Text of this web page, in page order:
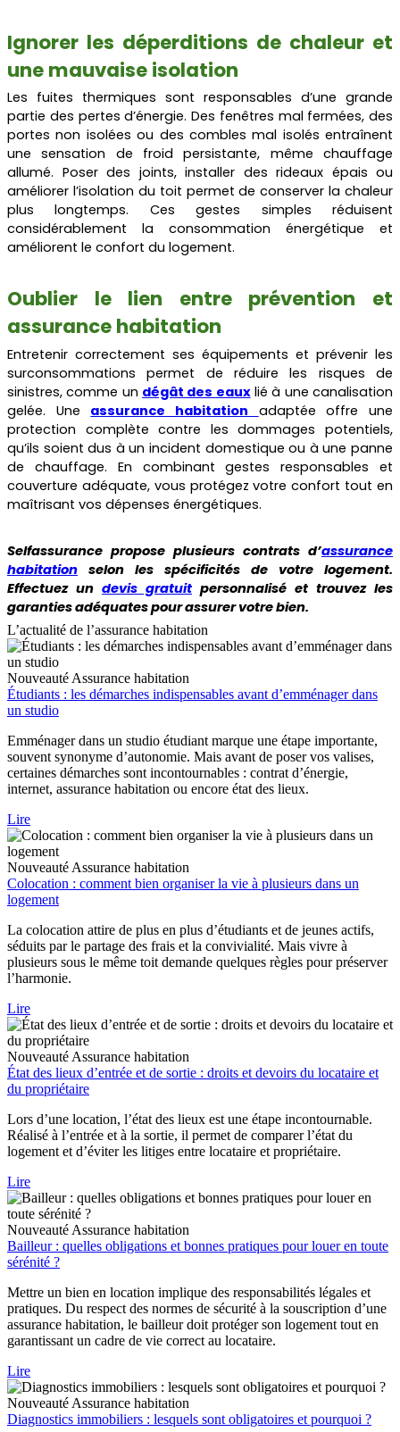
Ignorer les déperditions de chaleur et
une mauvaise isolation
Les fuites thermiques sont responsables d’une grande
partie des pertes d’énergie. Des fenêtres mal fermées, des
portes non isolées ou des combles mal isolés entraînent
une sensation de froid persistante, même chauffage
allumé. Poser des joints, installer des rideaux épais ou
améliorer l’isolation du toit permet de conserver la chaleur
plus longtemps. Ces gestes simples réduisent
considérablement la consommation énergétique et
améliorent le confort du logement.
Oublier le lien entre prévention et
assurance habitation
Entretenir correctement ses équipements et prévenir les
surconsommations permet de réduire les risques de
sinistres, comme un dégât des eaux lié à une canalisation
gelée. Une
assurance habitation
adaptée offre une
protection complète contre les dommages potentiels,
qu’ils soient dus à un incident domestique ou à une panne
de chauffage. En combinant gestes responsables et
couverture adéquate, vous protégez votre confort tout en
maîtrisant vos dépenses énergétiques.
Selfassurance propose plusieurs contrats d’assurance
habitation selon les spécificités de votre logement.
Effectuez un devis gratuit personnalisé et trouvez les
garanties adéquates pour assurer votre bien.
L’actualité de l’assurance habitation
Nouveauté Assurance habitation
Étudiants : les démarches indispensables avant d’emménager dans
un studio
Emménager dans un studio étudiant marque une étape importante,
souvent synonyme d’autonomie. Mais avant de poser vos valises,
certaines démarches sont incontournables : contrat d’énergie,
internet, assurance habitation ou encore état des lieux.
Lire
Nouveauté Assurance habitation
Colocation : comment bien organiser la vie à plusieurs dans un
logement
La colocation attire de plus en plus d’étudiants et de jeunes actifs,
séduits par le partage des frais et la convivialité. Mais vivre à
plusieurs sous le même toit demande quelques règles pour préserver
l’harmonie.
Lire
Nouveauté Assurance habitation
État des lieux d’entrée et de sortie : droits et devoirs du locataire et
du propriétaire
Lors d’une location, l’état des lieux est une étape incontournable.
Réalisé à l’entrée et à la sortie, il permet de comparer l’état du
logement et d’éviter les litiges entre locataire et propriétaire.
Lire
Nouveauté Assurance habitation
Bailleur : quelles obligations et bonnes pratiques pour louer en toute
sérénité ?
Mettre un bien en location implique des responsabilités légales et
pratiques. Du respect des normes de sécurité à la souscription d’une
assurance habitation, le bailleur doit protéger son logement tout en
garantissant un cadre de vie correct au locataire.
Lire
Nouveauté Assurance habitation
Diagnostics immobiliers : lesquels sont obligatoires et pourquoi ?